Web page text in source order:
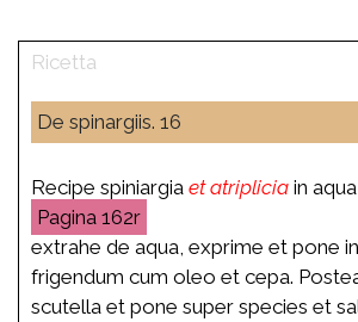
De spinargiis. 16
Recipe spiniargia et atriplicia in
162r
extrahe de aqua, exprime et pone
frigendum cum oleo et cepa.
scutella et pone super species et